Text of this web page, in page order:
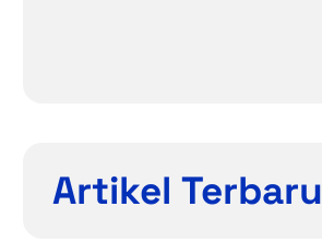
Artikel Terbaru